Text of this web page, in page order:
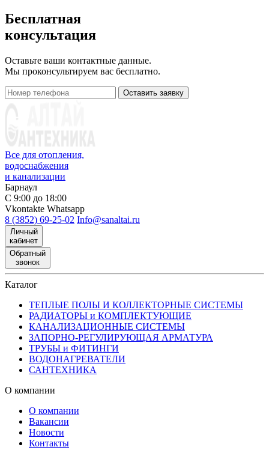
Бесплатная
консультация
Оставьте ваши контактные данные.
Мы проконсультируем вас бесплатно.
Оставить заявку
Все для отопления,
водоснабжения
и канализации
Барнаул
С 9:00 до 18:00
Vkontakte Whatsapp
8 (3852) 69-25-02 Info@sanaltai.ru
Личный
кабинет
Обратный
звонок
Каталог
ТЕПЛЫЕ ПОЛЫ И КОЛЛЕКТОРНЫЕ СИСТЕМЫ
РАДИАТОРЫ и КОМПЛЕКТУЮЩИЕ
КАНАЛИЗАЦИОННЫЕ СИСТЕМЫ
ЗАПОРНО-РЕГУЛИРУЮЩАЯ АРМАТУРА
ТРУБЫ и ФИТИНГИ
ВОДОНАГРЕВАТЕЛИ
САНТЕХНИКА
О компании
О компании
Вакансии
Новости
Контакты